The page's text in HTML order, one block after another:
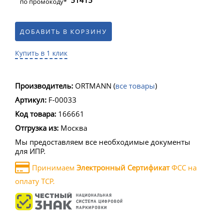
ДОБАВИТЬ В КОРЗИНУ
Купить в 1 клик
Производитель: ORTMANN (все товары)
Артикул: F-00033
Код товара: 166661
Отгрузка из: Москва
Мы предоставляем все необходимые документы
для ИПР.
Принимаем Электронный СертификатФСС на
оплату ТСР.